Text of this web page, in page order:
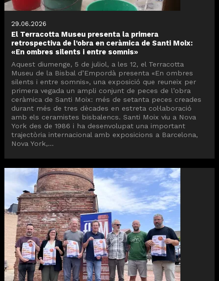
29.06.2026
El Terracotta Museu presenta la primera
retrospectiva de l’obra en ceràmica de Santi Moix:
«En ombres silents i entre somnis»
Aquest diumenge, 5 de juliol, a les 12, el Terracotta
Museu de la Bisbal d’Empordà presenta «En ombres
silents i entre somnis», una exposició que reuneix per
primera vegada un ampli conjunt de peces de l’obra
ceràmica de Santi Moix: més de setanta peces creades
durant més de tres dècades en estreta col·laboració
amb els ceramistes bisbalencs. Santi Moix viu a Nova
York des de 1986 i ha desenvolupat una important
trajectòria internacional amb exposicions a Barcelona,
Nova York,...